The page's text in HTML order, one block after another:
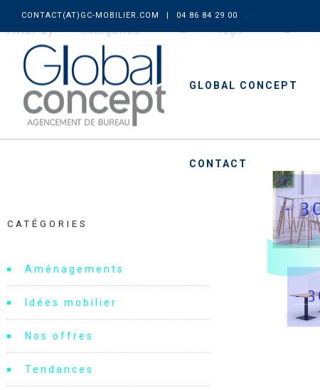
CONTACT(AT)GC-MOBILIER.COM | 04 86 84 29 00
GLOBAL CONCEPT
CONTACT
Filter by: Categories Tags
CATÉGORIES
Aménagements
Idées mobilier
Nos offres
Tendances